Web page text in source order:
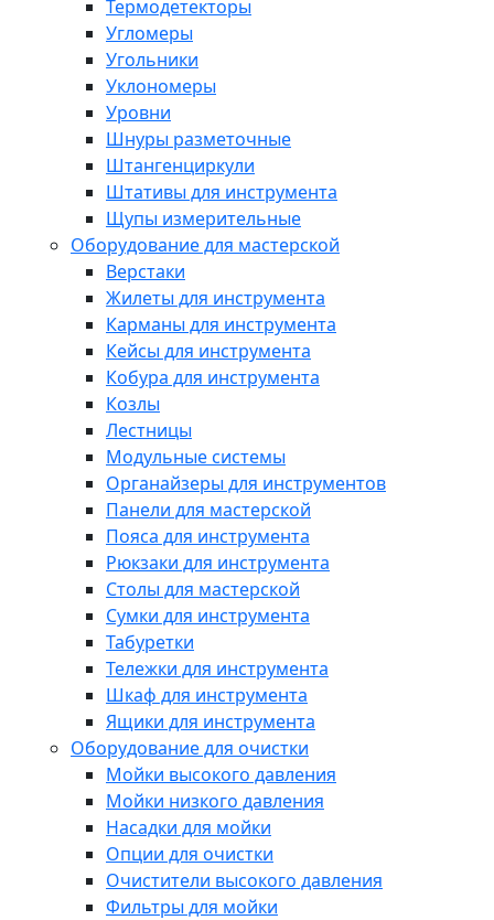
Термодетекторы
Угломеры
Угольники
Уклономеры
Уровни
Шнуры разметочные
Штангенциркули
Штативы для инструмента
Щупы измерительные
Оборудование для мастерской
Верстаки
Жилеты для инструмента
Карманы для инструмента
Кейсы для инструмента
Кобура для инструмента
Козлы
Лестницы
Модульные системы
Органайзеры для инструментов
Панели для мастерской
Пояса для инструмента
Рюкзаки для инструмента
Столы для мастерской
Сумки для инструмента
Табуретки
Тележки для инструмента
Шкаф для инструмента
Ящики для инструмента
Оборудование для очистки
Мойки высокого давления
Мойки низкого давления
Насадки для мойки
Опции для очистки
Очистители высокого давления
Фильтры для мойки